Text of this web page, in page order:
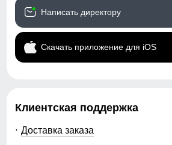
Написать директору
Скачать приложение для iOS
Клиентская поддержка
Доставка заказа